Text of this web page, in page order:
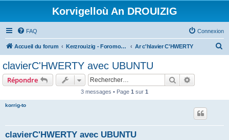
Korvigelloù An DROUIZIG
FAQ Connexion
Accueil du forum Kerzrouizig - Foromoù An Drouizig Ar c'hlavier C'HWERTY
clavierC'HWERTY avec UBUNTU
Répondre Rechercher
3 messages • Page 1 sur 1
korrig-to
clavierC'HWERTY avec UBUNTU